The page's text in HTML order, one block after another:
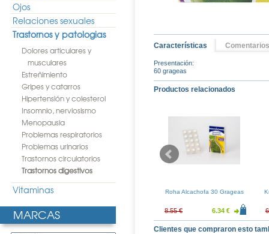
Ojos
Relaciones sexuales
Trastornos y patologias
Dolores articulares y
musculares
Estreñimiento
Gripes y catarros
Hipertensión y colesterol
Insomnio, nerviosismo
Menopausia
Problemas respiratorios
Problemas urinarios
Trastornos circulatorios
Trastornos digestivos
Vitaminas
MARCAS
Características Comentarios
Presentación:
60 grageas
Productos relacionados
Alcachofa +
18.95 €
Roha Alcachofa 30 Grageas
8.55 € 6.34 €
Clientes que compraron esto